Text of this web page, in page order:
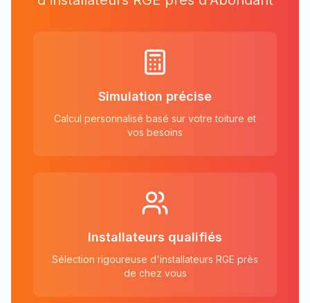
Simulation précise
Calcul personnalisé basé sur votre toiture et
vos besoins
Installateurs qualifiés
Sélection rigoureuse d'installateurs RGE près
de chez vous